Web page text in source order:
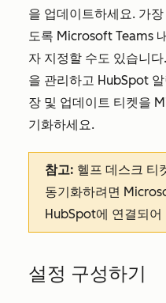
을 업데이트하세요. 가
도록 Microsoft Teams
자 지정할 수도 있습니
을 관리하고 HubSpot
장 및 업데이트 티켓을
기화하세요.
참고: 헬프 데스크 티
동기화하려면
HubSpot에 연결되어
설정 구성하기